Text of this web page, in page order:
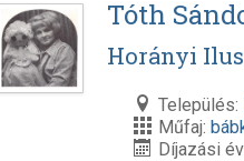
Tóth
Horányi Ilus
Település:
Műfaj:
Díjazási